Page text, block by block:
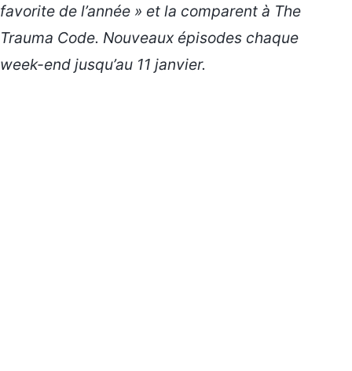
favorite de l’année » et la comparent à The
Trauma Code. Nouveaux épisodes chaque
week-end jusqu’au 11 janvier.